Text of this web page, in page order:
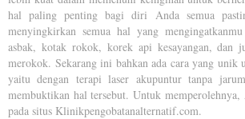
hal paling penting bagi diri Anda semua
menyingkirkan semua hal yang
asbak, kotak rokok, korek api kesayangan, dan
merokok. Sekarang ini bahkan ada cara yang unik
yaitu dengan terapi laser akupuntur tanpa
membuktikan hal tersebut. Untuk
pada situs Klinikpengobatanalternatif.com.